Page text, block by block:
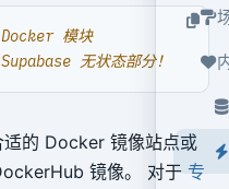
模块
无状态部分！
适的 Docker 镜像站点或
镜像。 对于 专